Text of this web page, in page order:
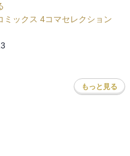
ミックス 4コマセレクション
もっと見る